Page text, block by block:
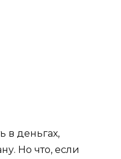
в деньгах,
Но что, если